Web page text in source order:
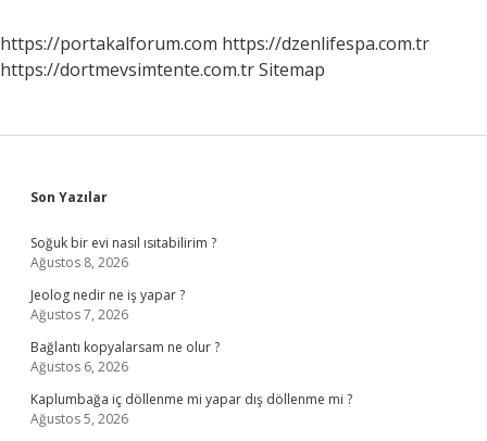
https://portakalforum.com https://dzenlifespa.com.tr
https://dortmevsimtente.com.trSitemap
Sidebar
Son Yazılar
Soğuk bir evi nasıl ısıtabilirim ?
Ağustos 8, 2026
Jeolog nedir ne iş yapar ?
Ağustos 7, 2026
Bağlantı kopyalarsam ne olur ?
Ağustos 6, 2026
Kaplumbağa iç döllenme mi yapar dış döllenme mi ?
Ağustos 5, 2026